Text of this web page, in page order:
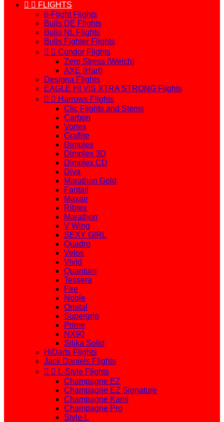
  FLIGHTS
8-Flight Flights
Bulls DE Flights
Bulls NL Flights
Bulls Fighter Flights
  Condor Flights
Zero Stress (Weich)
AXE (Hart)
Designa Flights
EAGLE HI VIS XTRA STRONG Flights
  Harrows Flights
Clic Flights and Stems
Carbon
Vortex
Graflite
Dimplex
Dimplex 3D
Dimplex CD
Diva
Marathon Gold
Fantail
Maxair
Ribtex
Marathon
V Wing
SEXY GIRL
Quadro
Velos
Vivid
Quantum
Tessera
Fire
Noble
Orbital
Supergrip
Prime
NX90
Silika Solid
HiDarts Flights
Jack Daniels Flights
  L-Style Flights
Champagne EZ
Champagne EZ Signature
Champagne Kami
Champagne Pro
Style-L